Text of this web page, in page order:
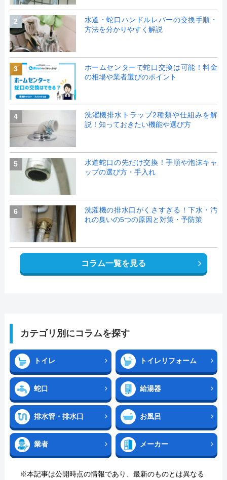
2
水道・蛇口ハンドルレバーの交換手順・
方法を分かりやすく解説
3
ホームセンターで蛇口交換は可能！料金
の相場や業者選びのポイント
4
洗濯機排水トラップ2種類や仕組みを解
説！知っておきたい機能や選び方
5
水道蛇口の先だけ交換！手順や泡沫キャ
ップの選び方・手入れ
6
洗濯機の排水口がくさすぎる！下水・汚
れの臭いの5つの原因と対策・予防策
コラム一覧を見る
カテゴリ別にコラムを探す
トイレ トイレリフォーム
蛇口 給湯器
排水管・排水口 お風呂
業者 メーカー
※本記事は公開時点の情報であり、最新のものとは異なる